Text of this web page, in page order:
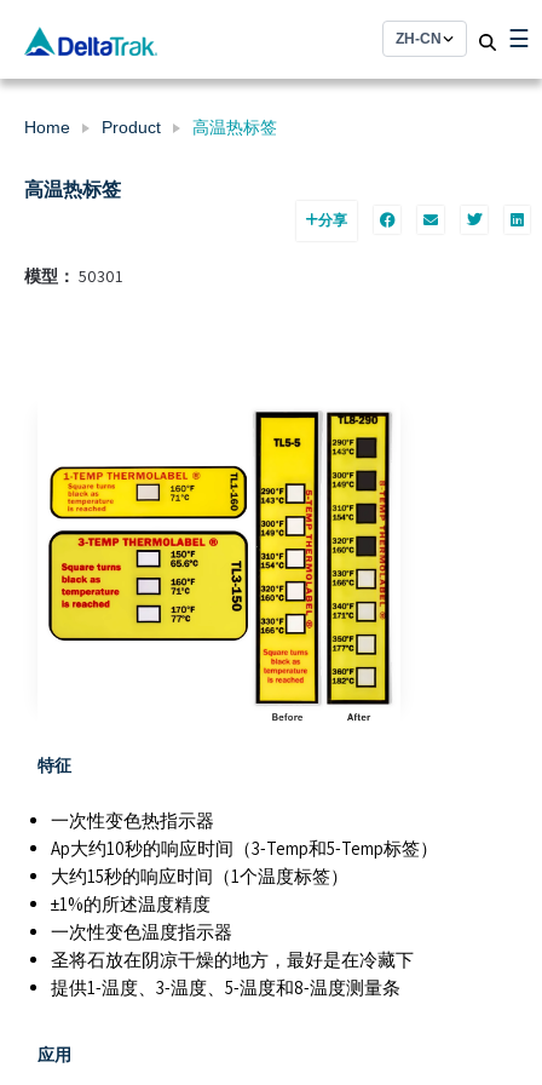
☰
content
Home Product 高温热标签
高温热标签
分享
模型： 50301
特征
一次性变色热指示器
Ap大约10秒的响应时间（3-Temp和5-Temp标签）
大约15秒的响应时间（1个温度标签）
±1%的所述温度精度
一次性变色温度指示器
圣将石放在阴凉干燥的地方，最好是在冷藏下
提供1-温度、3-温度、5-温度和8-温度测量条
应用